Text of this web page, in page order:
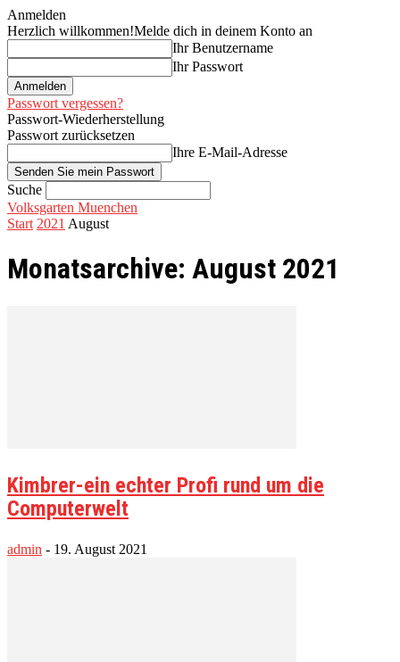
Anmelden
Herzlich willkommen!Melde dich in deinem Konto an
Ihr Benutzername
Ihr Passwort
Passwort vergessen?
Passwort-Wiederherstellung
Passwort zurücksetzen
Ihre E-Mail-Adresse
Suche
Volksgarten Muenchen
Start 2021 August
Monatsarchive: August 2021
Kimbrer-ein echter Profi rund um die
Computerwelt
admin - 19. August 2021